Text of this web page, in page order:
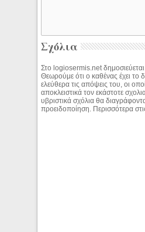
Σχόλια
Στο logiosermis.net δημοσιεύεται
Θεωρούμε ότι ο καθένας έχει το
ελεύθερα τις απόψεις του, οι
αποκλειστικά τον εκάστοτε
υβριστικά σχόλια θα
προειδοποίηση. Περισσότερα